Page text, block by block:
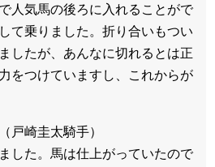
人気馬の後ろに入れることがで
て乗りました。折り合いもつい
したが、あんなに切れるとは正
をつけていますし、これからが
戸崎圭太騎手）
した。馬は仕上がっていたので